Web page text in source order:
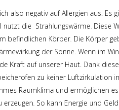
also negativ auf Allergien aus. Es
nutzt die Strahlungswärme. Diese
befindlichen Körper. Die Körper
der Sonne. Wenn im
Kraft auf unserer Haut. Dank
zu keiner Luftzirkulation
Raumklima und ermöglichen
So kann Energie und